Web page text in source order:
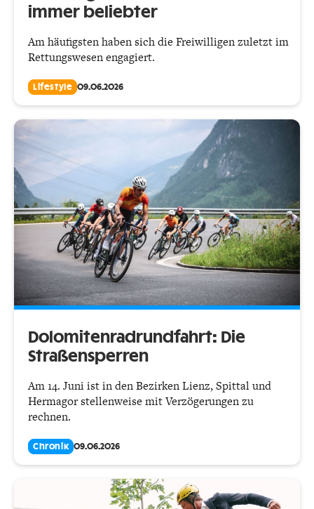
immer beliebter
Am häufigsten haben sich die Freiwilligen zuletzt im
Rettungswesen engagiert.
Lifestyle 09.06.2026
Dolomitenradrundfahrt: Die
Straßensperren
Am 14. Juni ist in den Bezirken Lienz, Spittal und
Hermagor stellenweise mit Verzögerungen zu
rechnen.
Chronik 09.06.2026